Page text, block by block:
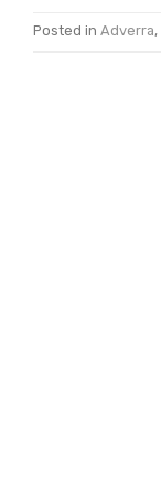
Posted in Adverra,